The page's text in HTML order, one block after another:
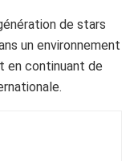
de stars
un environnement
en continuant de